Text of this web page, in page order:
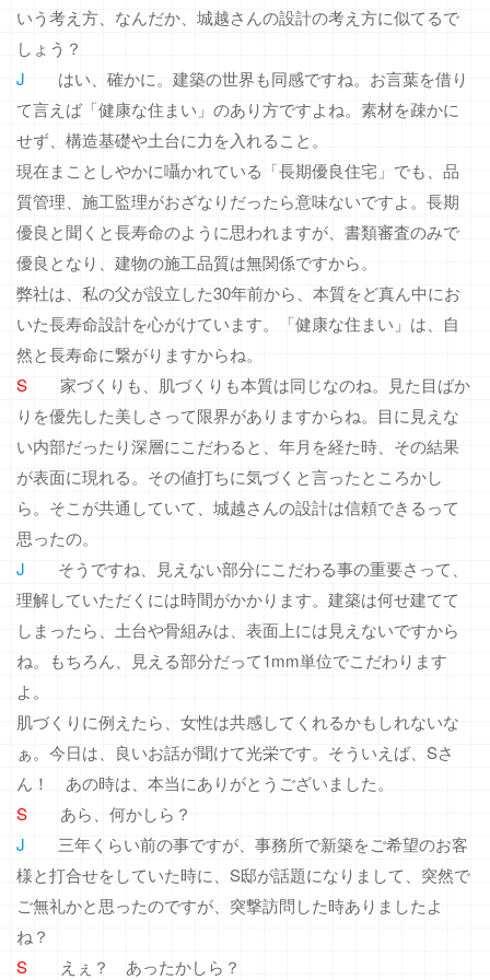
いう考え方、なんだか、城越さんの設計の考え方に似てるで
しょう？
J
はい、確かに。建築の世界も同感ですね。お言葉を借り
て言えば「健康な住まい」のあり方ですよね。素材を疎かに
せず、構造基礎や土台に力を入れること。
現在まことしやかに囁かれている「長期優良住宅」でも、品
質管理、施工監理がおざなりだったら意味ないですよ。長期
優良と聞くと長寿命のように思われますが、書類審査のみで
優良となり、建物の施工品質は無関係ですから。
弊社は、私の父が設立した30年前から、本質をど真ん中にお
いた長寿命設計を心がけています。「健康な住まい」は、自
然と長寿命に繋がりますからね。
S
家づくりも、肌づくりも本質は同じなのね。見た目ばか
りを優先した美しさって限界がありますからね。目に見えな
い内部だったり深層にこだわると、年月を経た時、その結果
が表面に現れる。その値打ちに気づくと言ったところかし
ら。そこが共通していて、城越さんの設計は信頼できるって
思ったの。
J
そうですね、見えない部分にこだわる事の重要さって、
理解していただくには時間がかかります。建築は何せ建てて
しまったら、土台や骨組みは、表面上には見えないですから
ね。もちろん、見える部分だって1mm単位でこだわります
よ。
肌づくりに例えたら、女性は共感してくれるかもしれないな
ぁ。今日は、良いお話が聞けて光栄です。そういえば、Sさ
ん！ あの時は、本当にありがとうございました。
S あら、何かしら？
J
三年くらい前の事ですが、事務所で新築をご希望のお客
様と打合せをしていた時に、S邸が話題になりまして、突然で
ご無礼かと思ったのですが、突撃訪問した時ありましたよ
ね？
S
えぇ？ あったかしら？